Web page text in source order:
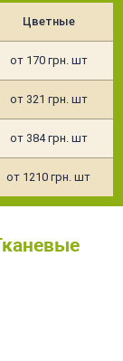
Цветные
от 170 грн. шт
от 321 грн. шт
от 384 грн. шт
от 1210 грн. шт